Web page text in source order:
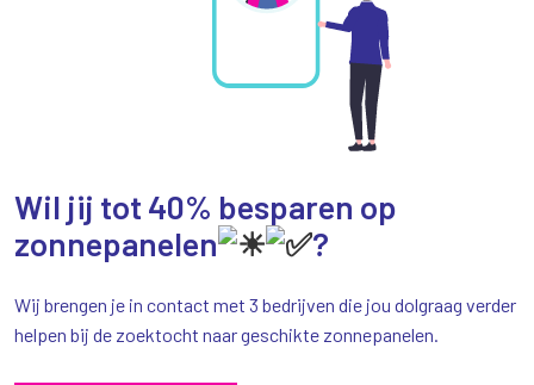
Wil jij tot 40% besparen op
zonnepanelen
?
Wij brengen je in contact met 3 bedrijven die jou dolgraag verder
helpen bij de zoektocht naar geschikte zonnepanelen.